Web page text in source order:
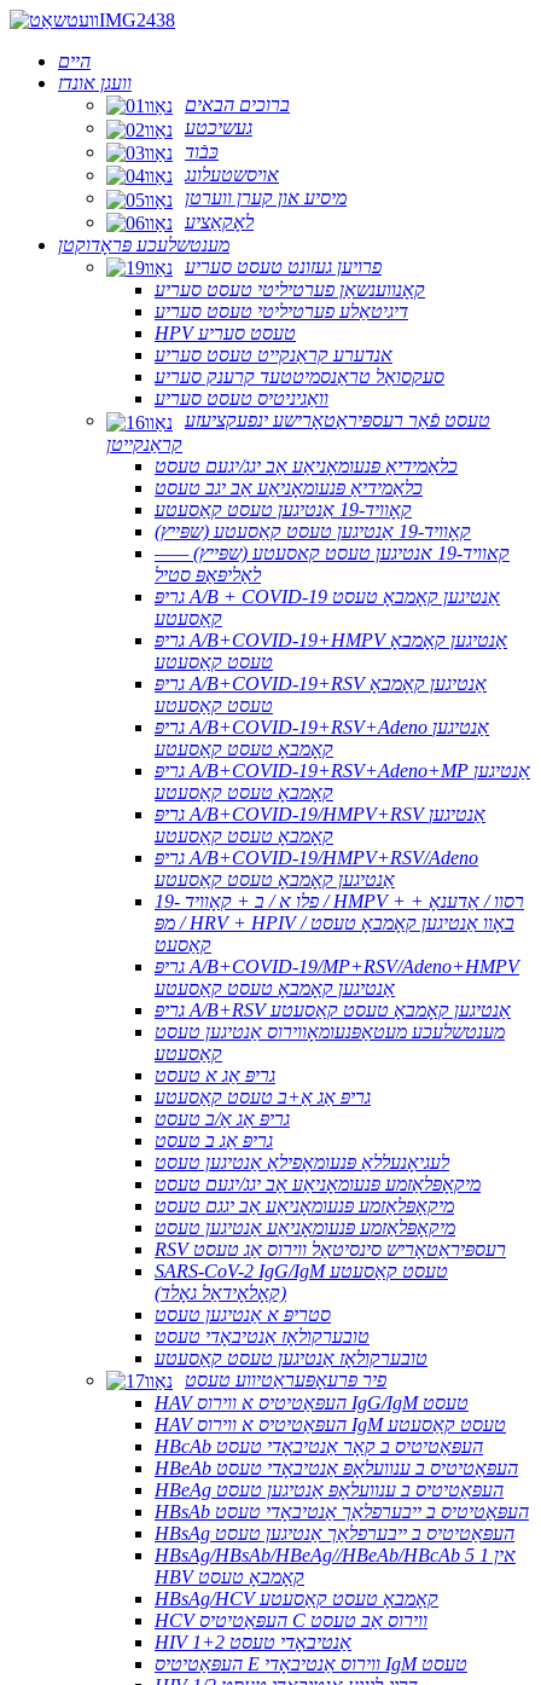
היים
וועגן אונדז
ברוכים הבאים
געשיכטע
כּבֿוד
אויסשטעלונג
מיסיע און קערן ווערטן
לאָקאַציע
מענטשלעכע פּראָדוקטן
פרויען געזונט טעסט סעריע
קאָנווענשאַן פערטיליטי טעסט סעריע
דיגיטאַלע פערטיליטי טעסט סעריע
HPV טעסט סעריע
אנדערע קראַנקייט טעסט סעריע
סעקסואַל טראַנסמיטטעד קרענק סעריע
וואַגיניטיס טעסט סעריע
טעסט פֿאַר רעספּיראַטאָרישע ינפעקציעזע
קראַנקייטן
כלאַמידיאַ פּנעומאָניאַע אַב יגג/יגעם טעסט
כלאַמידיאַ פּנעומאָניאַע אַב יגב טעסט
קאָוויד-19 אַנטיגען טעסט קאַסעטע
קאָוויד-19 אַנטיגען טעסט קאַסעטע (שפּייץ)
קאוויד-19 אנטיגען טעסט קאסעטע (שפּייץ) ——
לאַליפּאַפּ סטיל
גריפּ A/B + COVID-19 אַנטיגען קאָמבאָ טעסט
קאַסעטע
גריפּ A/B+COVID-19+HMPV אַנטיגען קאָמבאָ
טעסט קאַסעטע
גריפּ A/B+COVID-19+RSV אַנטיגען קאָמבאָ
טעסט קאַסעטע
גריפּ A/B+COVID-19+RSV+Adeno אַנטיגען
קאָמבאָ טעסט קאַסעטע
גריפּ A/B+COVID-19+RSV+Adeno+MP אַנטיגען
קאָמבאָ טעסט קאַסעטע
גריפּ A/B+COVID-19/HMPV+RSV אַנטיגען
קאָמבאָ טעסט קאַסעטע
גריפּ A/B+COVID-19/HMPV+RSV/Adeno
אַנטיגען קאָמבאָ טעסט קאַסעטע
פלו א / ב + קאָוויד -19 / HMPV + רסוו / אַדענאָ +
מפּ / HRV + HPIV / באָוו אַנטיגען קאָמבאָ טעסט
קאַסעט
גריפּ A/B+COVID-19/MP+RSV/Adeno+HMPV
אַנטיגען קאָמבאָ טעסט קאַסעטע
גריפּ A/B+RSV אַנטיגען קאָמבאָ טעסט קאַסעטע
מענטשלעכע מעטאַפּנעומאָווירוס אַנטיגען טעסט
קאַסעטע
גריפּ אַג א טעסט
גריפּ אַג אַ+ב טעסט קאַסעטע
גריפּ אַג אַ/ב טעסט
גריפּ אַג ב טעסט
לעגיאָנעללאַ פּנעומאָפילאַ אַנטיגען טעסט
מיקאָפּלאַזמע פּנעומאָניאַע אַב יגג/יגעם טעסט
מיקאָפּלאַזמע פּנעומאָניאַע אַב יגגם טעסט
מיקאָפּלאַזמע פּנעומאָניאַע אַנטיגען טעסט
RSV רעספּיראַטאָריש סינסיטאַל ווירוס אַג טעסט
SARS-CoV-2 IgG/IgM טעסט קאַסעטע
(קאָלאָידאַל גאָלד)
סטריפּ א אַנטיגען טעסט
טובערקולאָז אַנטיבאָדי טעסט
טובערקולאָז אַנטיגען טעסט קאַסעטע
פיר פּרעאָפּעראַטיווע טעסט
HAV העפּאַטיטיס א ווירוס IgG/IgM טעסט
HAV העפּאַטיטיס א ווירוס IgM טעסט קאַסעטע
HBcAb העפּאַטיטיס ב קאָר אַנטיבאָדי טעסט
HBeAb העפּאַטיטיס ב ענוועלאָפּ אַנטיבאָדי טעסט
HBeAg העפּאַטיטיס ב ענוועלאָפּ אַנטיגען טעסט
HBsAb העפּאַטיטיס ב ייבערפלאַך אַנטיבאָדי טעסט
HBsAg העפּאַטיטיס ב ייבערפלאַך אַנטיגען טעסט
HBsAg/HBsAb/HBeAg//HBeAb/HBcAb 5 אין 1
HBV קאָמבאָ טעסט
HBsAg/HCV קאָמבאָ טעסט קאַסעטע
HCV העפּאַטיטיס C ווירוס אַב טעסט
HIV 1+2 אַנטיבאָדי טעסט
העפּאַטיטיס E ווירוס אַנטיבאָדי IgM טעסט